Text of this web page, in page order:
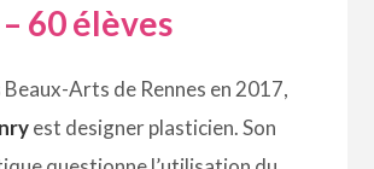
60 élèves
Arts de Rennes en 2017,
est designer plasticien. Son